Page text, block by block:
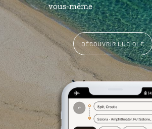
vous-même
DÉCOUVRIR LUCIOLE